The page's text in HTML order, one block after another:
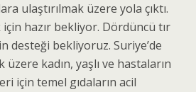
ulaştırılmak üzere yola çıktı.
için hazır bekliyor. Dördüncü tır
desteği bekliyoruz. Suriye’de
kadın, yaşlı ve hastaların
için temel gıdaların acil